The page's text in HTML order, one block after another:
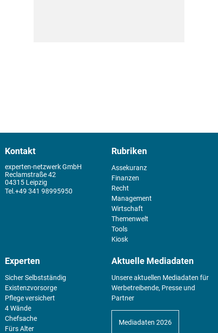
Kontakt
experten-netzwerk GmbH
Reclamstraße 42
04315 Leipzig
+49 341 98995950
Rubriken
Assekuranz
Finanzen
Recht
Management
Wirtschaft
Themenwelt
Tools
Kiosk
Experten
Sicher Selbstständig
Existenz­vorsorge
Pflege versichert
4 Wände
Chefsache
Fürs Alter
Aktuelle Mediadaten
Unsere aktuellen Mediadaten für
Werbetreibende, Presse und
Partner
Mediadaten 2026